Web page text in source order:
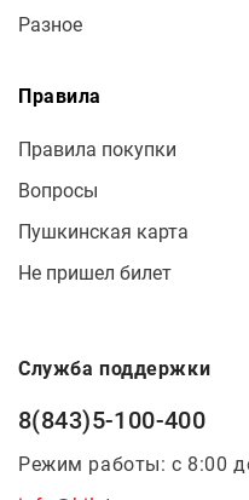
Разное
Правила
Правила покупки
Вопросы
Пушкинская карта
Не пришел билет
Служба поддержки
8(843)5-100-400
Режим работы: с 8:00